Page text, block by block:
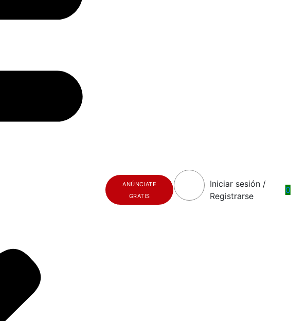
ANÚNCIATE
GRATIS
Iniciar sesión /
Registrarse
0